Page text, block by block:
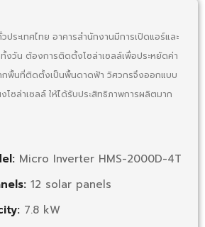
ประเทศไทย อาคารสำนักงานมีการเปิดแอร์และ
งวัน ต้องการติดตั้งโซล่าเซลล์เพื่อประหยัดค่า
กพื้นที่ติดตั้งเป็นพื้นดาดฟ้า วิศวกรจึงออกแบบ
โซล่าเซลล์ ให้ได้รับประสิทธิภาพการผลิตมาก
Micro Inverter HMS-2000D-4T
12 solar panels
7.8 kW